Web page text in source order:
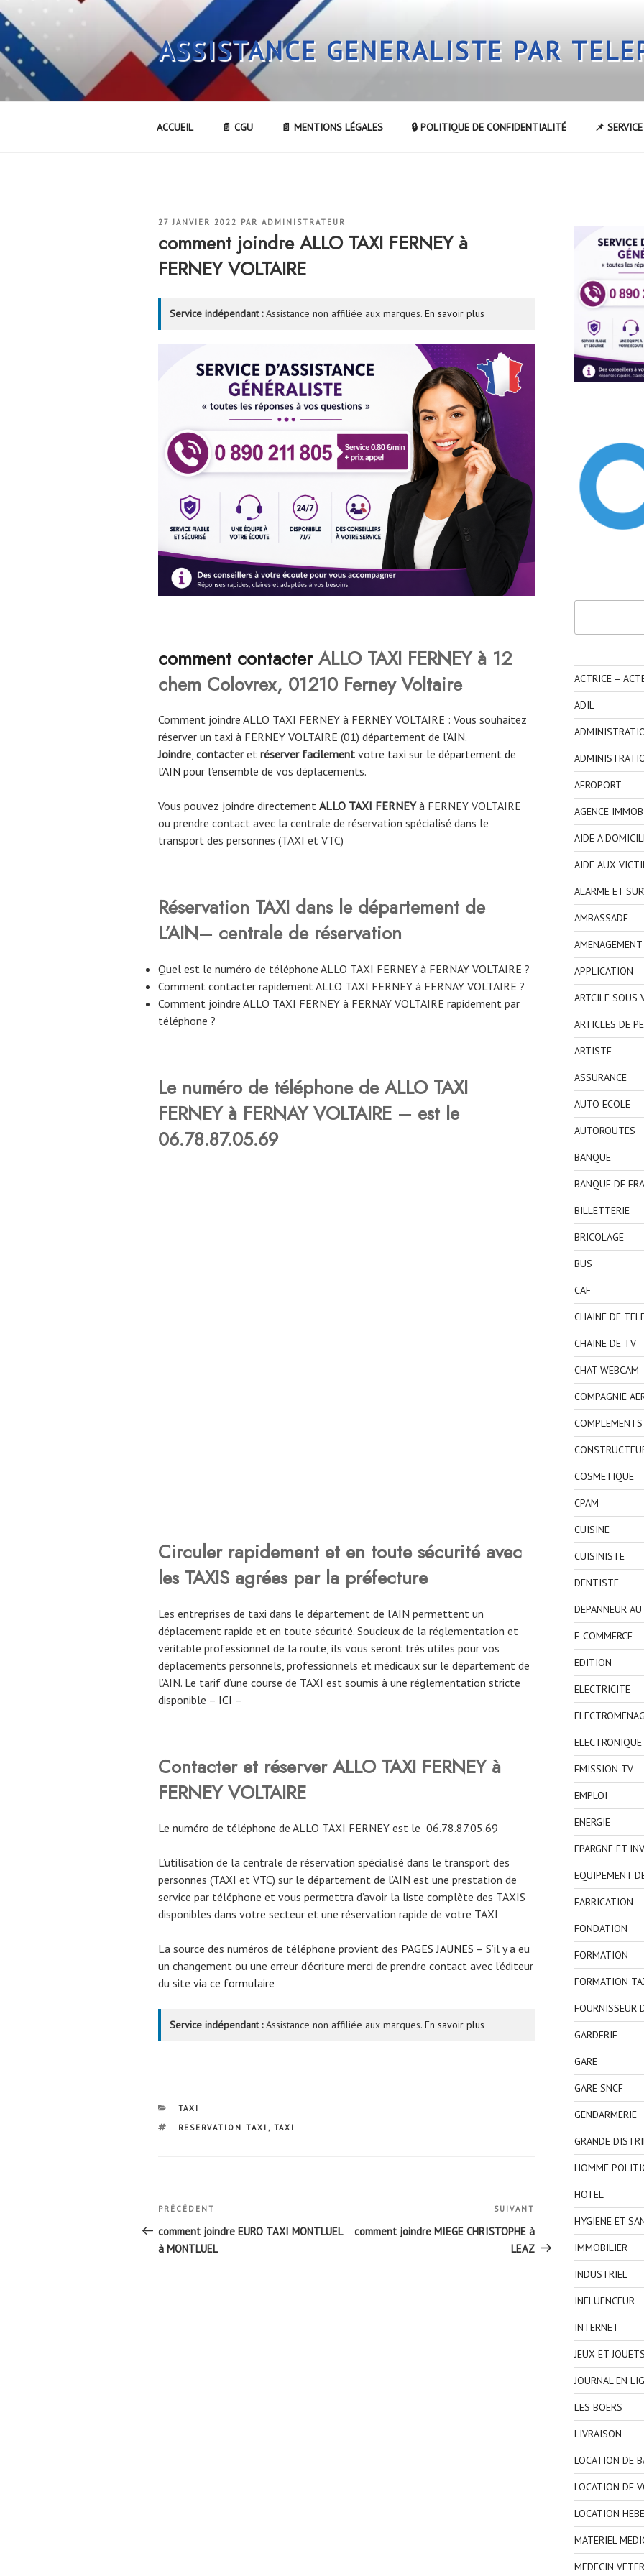
Aller
au
contenu
principal
ASSISTANCE GENERALISTE PAR
ACCUEIL 📄 CGU 📄 MENTIONS LÉGALES 🔒 POLITIQUE DE CONFIDENTIALITÉ 📌
PUBLIÉ
27 JANVIER 2022 PAR ADMINISTRATEUR
comment joindre ALLO TAXI FERNEY à
FERNEY VOLTAIRE
Service indépendant :Assistance non affiliée aux marques. En savoir plus
comment contacterALLO TAXI FERNEY à 12
chem Colovrex, 01210 Ferney Voltaire
Comment joindre ALLO TAXI FERNEY à FERNEY VOLTAIRE : Vous souhaitez
réserver un taxi à FERNEY VOLTAIRE (01) département de l’AIN.
Joindre, contacteret réserver facilement votre taxi sur le département de
l’AIN pour l’ensemble de vos déplacements.
Vous pouvez joindre directement ALLO TAXI FERNEYà FERNEY VOLTAIRE
ou prendre contact avec la centrale de réservation spécialisé dans le
transport des personnes (TAXI et VTC)
Réservation TAXI dans le département de
L’AIN– centrale de réservation
Quel est le numéro de téléphone ALLO TAXI FERNEY à FERNAY VOLTAIRE ?
Comment contacter rapidement ALLO TAXI FERNEY à FERNAY VOLTAIRE ?
Comment joindre ALLO TAXI FERNEY à FERNAY VOLTAIRE rapidement par
téléphone ?
Le numéro de téléphone de ALLO TAXI
FERNEY à FERNAY VOLTAIRE – est le
06.78.87.05.69
Circuler rapidement et en toute sécurité avec
les TAXIS agrées par la préfecture
Les entreprises de taxi dans le département de l’AIN permettent un
déplacement rapide et en toute sécurité. Soucieux de la réglementation et
véritable professionnel de la route, ils vous seront très utiles pour vos
déplacements personnels, professionnels et médicaux sur le département de
l’AIN. Le tarif d’une course de TAXI est soumis à une réglementation stricte
disponible – ICI –
Contacter et réserver ALLO TAXI FERNEY à
FERNEY VOLTAIRE
Le numéro de téléphone de ALLO TAXI FERNEY est le 06.78.87.05.69
L’utilisation de la centrale de réservation spécialisé dans le transport des
personnes (TAXI et VTC) sur le département de l’AIN est une prestation de
service par téléphone et vous permettra d’avoir la liste complète des TAXIS
disponibles dans votre secteur et une réservation rapide de votre TAXI
La source des numéros de téléphone provient des PAGES JAUNES – S’il y a eu
un changement ou une erreur d’écriture merci de prendre contact avec l’éditeur
du site via ce formulaire
Service indépendant :Assistance non affiliée aux marques. En savoir plus
CATÉGORIES
TAXI
ÉTIQUETTES
RESERVATION TAXI , TAXI
Navigation
de
l’article
Article
précédent
PRÉCÉDENT
comment joindre EURO TAXI MONTLUEL
à MONTLUEL
suivant
SUIVANT
comment joindre MIEGE CHRISTOPHE à
LEAZ
ACTRICE –
ADIL
AEROPORT
AGENCE
AIDE A
AIDE AUX
ALARME ET
AMBASSADE
APPLICATION
ARTCILE SOUS
ARTICLES DE
ARTISTE
ASSURANCE
AUTO ECOLE
AUTOROUTES
BANQUE
BANQUE DE
BILLETTERIE
BRICOLAGE
BUS
CAF
CHAINE DE
CHAINE DE TV
CHAT WEBCAM
COMPAGNIE
COSMETIQUE
CPAM
CUISINE
CUISINISTE
DENTISTE
DEPANNEUR
E-COMMERCE
EDITION
ELECTRICITE
EMISSION TV
EMPLOI
ENERGIE
EPARGNE ET
EQUIPEMENT
FABRICATION
FONDATION
FORMATION
FORMATION
FOURNISSEUR
GARDERIE
GARE
GARE SNCF
GENDARMERIE
GRANDE
HOMME
HOTEL
HYGIENE ET
IMMOBILIER
INDUSTRIEL
INFLUENCEUR
INTERNET
JEUX ET JOUETS
JOURNAL EN
LES BOERS
LIVRAISON
LOCATION DE
LOCATION DE
LOCATION
MATERIEL
MEDECIN